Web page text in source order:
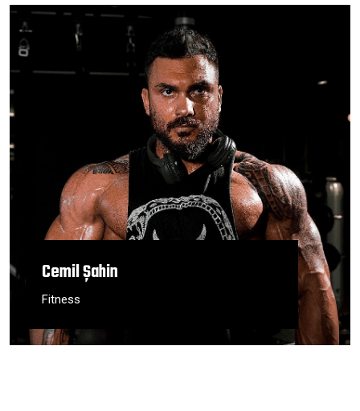
Cemil Şahin
Fitness